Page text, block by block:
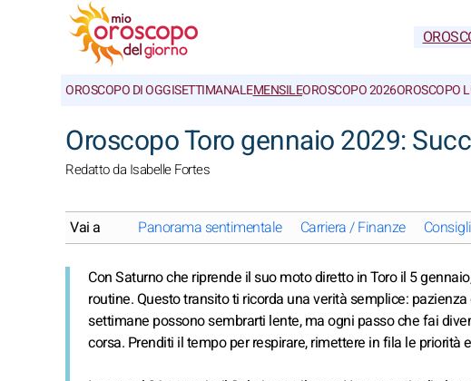
OROSCOPO DI OGGISETTIMANALEMENSILEOROSCOPO 2026OROSCOPO
Oroscopo Toro gennaio 2029:
Redatto da Isabelle Fortes
Vai a Panorama sentimentale Carriera / Finanze
Con Saturno che riprende il suo moto diretto in Toro il 5
routine. Questo transito ti ricorda una verità semplice:
settimane possono sembrarti lente, ma ogni passo che fai
corsa. Prenditi il tempo per respirare, rimettere in fila le priorità